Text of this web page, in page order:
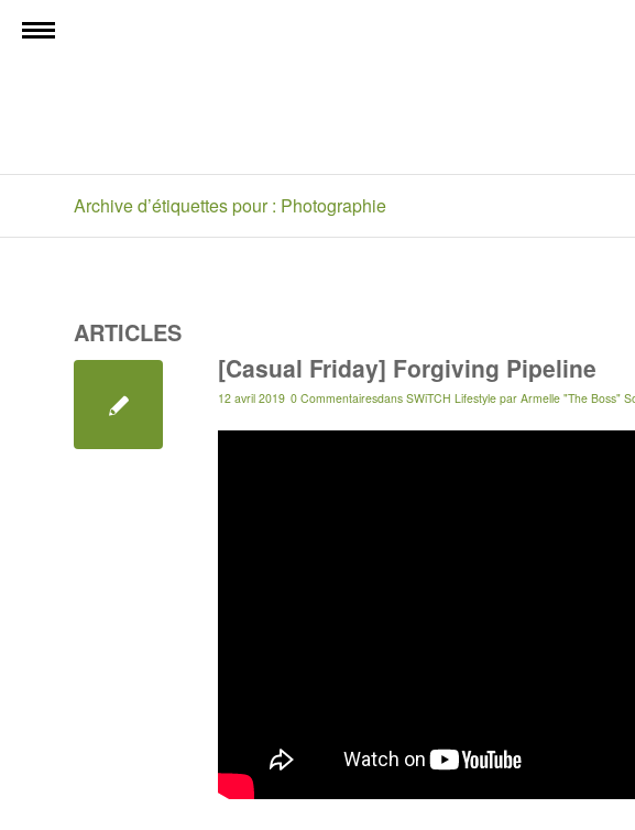
Archive d’étiquettes pour : Photographie
ARTICLES
[Casual Friday] Forgiving Pipeline
12 avril 2019 0 Commentairesdans SWiTCH Lifestyle par Armelle "The Boss"